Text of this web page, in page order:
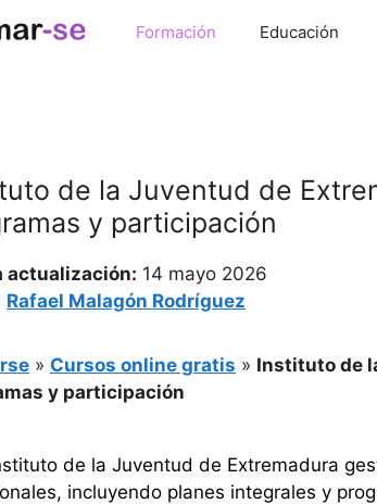
Formación Educación
de la Juventud de
y participación
actualización: 14 mayo 2026
Rafael Malagón Rodríguez
» Cursos online gratis » Instituto de
y participación
de la Juventud de Extremadura
incluyendo planes integrales y